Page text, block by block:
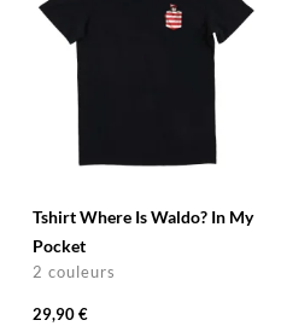
Tshirt Where Is Waldo? In My
Pocket
2 couleurs
29,90 €